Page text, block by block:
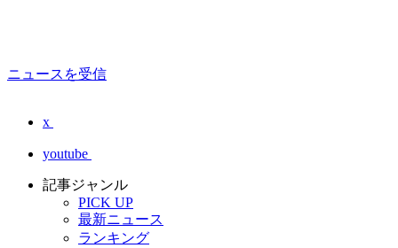
ニュースを受信
x
youtube
記事ジャンル
PICK UP
最新ニュース
ランキング